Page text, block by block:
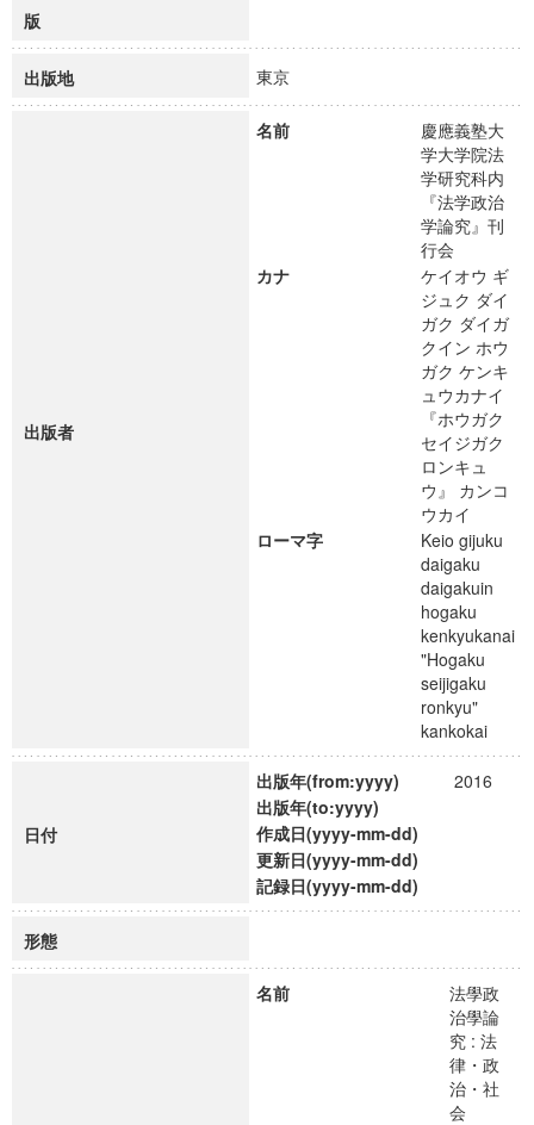
版
出版地 東京
出版者
名前
慶應義塾大
学大学院法
学研究科内
『法学政治
学論究』刊
行会
カナ
ケイオウ ギ
ジュク ダイ
ガク ダイガ
クイン ホウ
ガク ケンキ
ュウカナイ
『ホウガク
セイジガク
ロンキュ
ウ』 カンコ
ウカイ
ローマ字
Keio gijuku
daigaku
daigakuin
hogaku
kenkyukanai
"Hogaku
seijigaku
ronkyu"
kankokai
日付
出版年(from:yyyy)
2016
出版年(to:yyyy)
作成日(yyyy-mm-dd)
更新日(yyyy-mm-dd)
記録日(yyyy-mm-dd)
形態
名前
法學政
治學論
究 : 法
律・政
治・社
会